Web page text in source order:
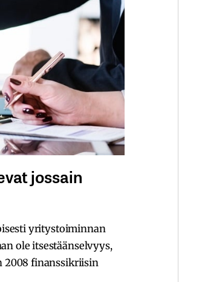
jossain
yritystoiminnan
ole itsestäänselvyys,
2008 finanssikriisin